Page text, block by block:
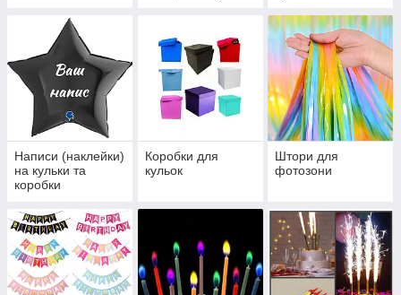
Написи (наклейки)
на кульки та
коробки
Коробки для
кульок
Штори для
фотозони